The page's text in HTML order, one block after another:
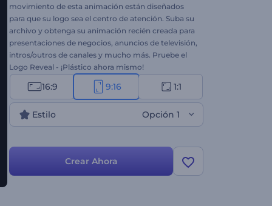
movimiento de esta animación están diseñados
para que su logo sea el centro de atención. Suba su
archivo y obtenga su animación recién creada para
presentaciones de negocios, anuncios de televisión,
intros/outros de canales y mucho más. Pruebe el
Logo Reveal - ¡Plástico ahora mismo!
16:9 9:16 1:1
Estilo Opción 1
Crear Ahora